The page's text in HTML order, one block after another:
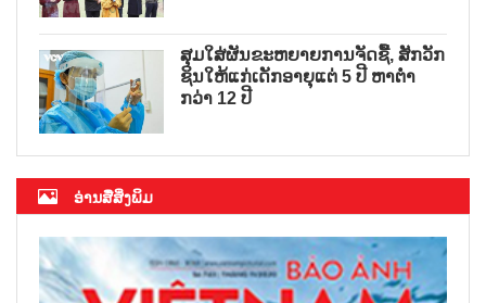
ສຸມໃສ່ຜັນຂະຫຍາຍການຈັດຊື້, ສັກວັກ
ຊິນໃຫ້ແກ່ເດັກອາຍຸແຕ່ 5 ປີ ຫາຕ່ຳ
ກວ່າ 12 ປີ
ອ່ານສື່ສິ່ງພິມ